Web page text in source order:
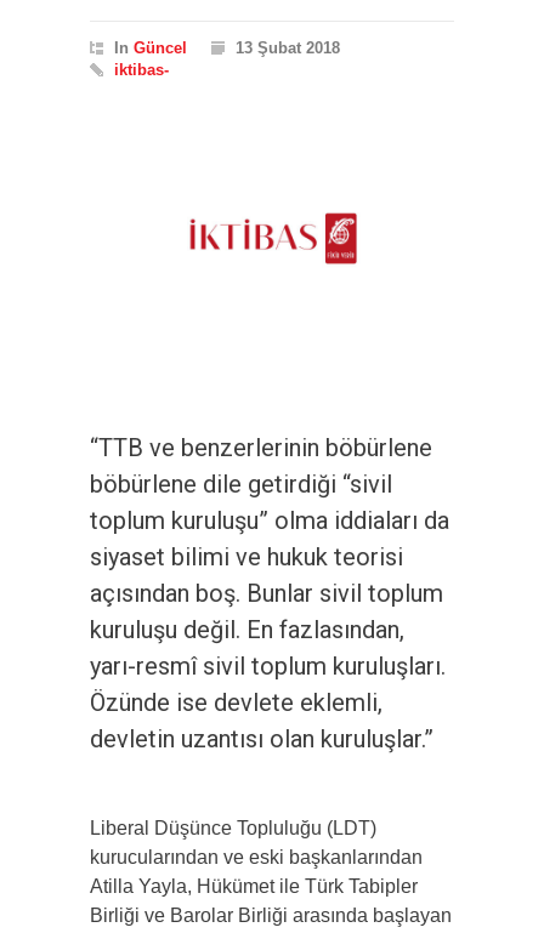
In Güncel
13 Şubat 2018
iktibas-
“TTB ve benzerlerinin böbürlene
böbürlene dile getirdiği “sivil
toplum kuruluşu” olma iddiaları da
siyaset bilimi ve hukuk teorisi
açısından boş. Bunlar sivil toplum
kuruluşu değil. En fazlasından,
yarı-resmî sivil toplum kuruluşları.
Özünde ise devlete eklemli,
devletin uzantısı olan kuruluşlar.”
Liberal Düşünce Topluluğu (LDT)
kurucularından ve eski başkanlarından
Atilla Yayla, Hükümet ile Türk Tabipler
Birliği ve Barolar Birliği arasında başlayan